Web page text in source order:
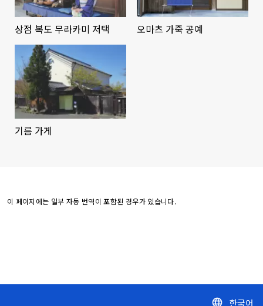
상점 복도 무라카미 저택 오마츠 가죽 공예
기름 가게
이 페이지에는 일부 자동 번역이 포함된 경우가 있습니다.
language 한국어